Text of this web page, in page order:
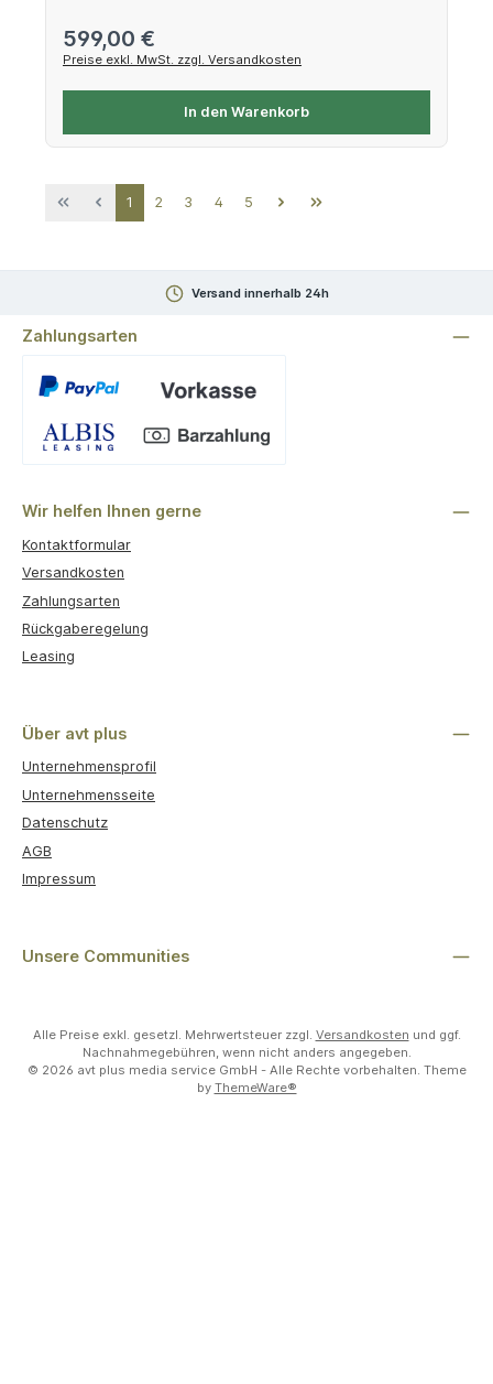
Regulärer Preis:
599,00 €
Preise exkl. MwSt. zzgl. Versandkosten
In den Warenkorb
Seite
1 Seite
2 Seite
3 Seite
4 Seite
5
Versand innerhalb 24h
Zahlungsarten
Wir helfen Ihnen gerne
Kontaktformular
Versandkosten
Zahlungsarten
Rückgaberegelung
Leasing
Über avt plus
Unternehmensprofil
Unternehmensseite
Datenschutz
AGB
Impressum
Unsere Communities
Alle Preise exkl. gesetzl. Mehrwertsteuer zzgl. Versandkosten und ggf.
Nachnahmegebühren, wenn nicht anders angegeben.
© 2026 avt plus media service GmbH - Alle Rechte vorbehalten. Theme
by ThemeWare®